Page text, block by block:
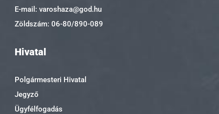
E-mail: varoshaza@god.hu
Zöldszám: 06-80/890-089
Hivatal
Polgármesteri Hivatal
Jegyző
Ügyfélfogadás